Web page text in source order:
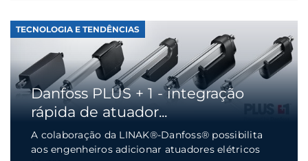
TECNOLOGIA E TENDÊNCIAS
Danfoss PLUS + 1 - integração
rápida de atuador...
A colaboração da LINAK®-Danfoss® possibilita
aos engenheiros adicionar atuadores elétricos